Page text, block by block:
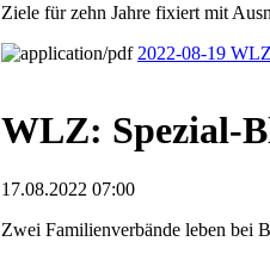
Ziele für zehn Jahre fixiert mit
2022-08-19
WLZ: Spezial-
17.08.2022 07:00
Zwei Familienverbände leben bei